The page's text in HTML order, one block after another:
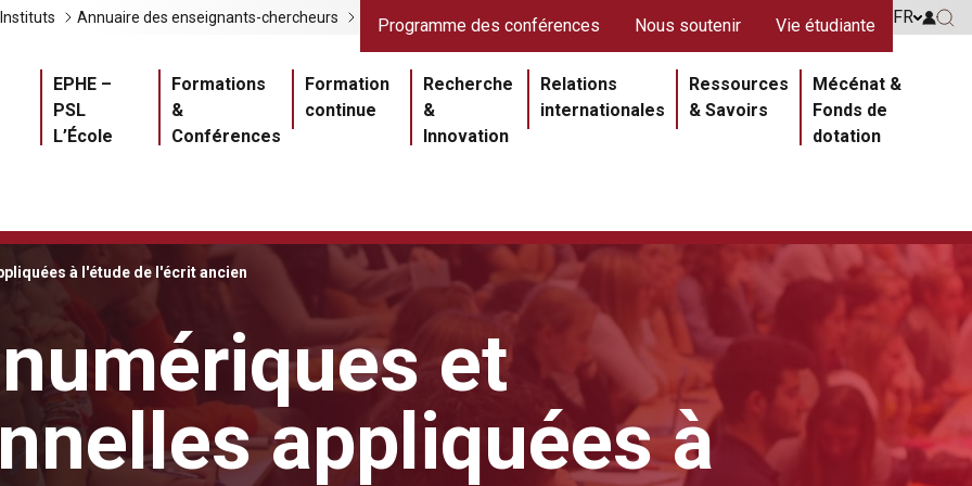
Navigation principale
EPHE –
PSL
L’École
Formations
&
Conférences
Formation
continue
Recherche
&
Innovation
Relations
internationales
Ressources
& Savoirs
Mécénat &
Fonds de
dotation
Liens gris
Instituts Annuaire des enseignants-chercheurs Liens rouges
Programme des conférences Nous soutenir Vie étudiante FR Go to
Go
Master Section
à l'étude de l'écrit ancien
et
appliquées à